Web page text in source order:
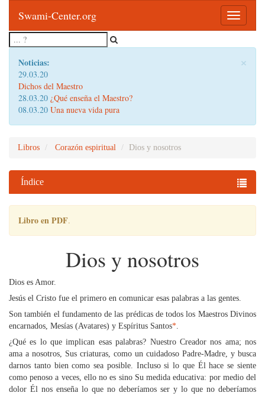
Toggle
Swami-Center.org
×
Noticias:
29.03.20
Dichos del Maestro
28.03.20 ¿Qué enseña el Maestro?
08.03.20 Una nueva vida pura
Libros Corazón espiritual Dios y nosotros
Índice
Libro en PDF.
Dios y nosotros
Dios es Amor.
Jesús el Cristo fue el primero en comunicar esas palabras a las gentes.
Son también el fundamento de las prédicas de todos los Maestros Divinos
encarnados, Mesías (Avatares) y Espíritus Santos*.
¿Qué es lo que implican esas palabras? Nuestro Creador nos ama; nos
ama a nosotros, Sus criaturas, como un cuidadoso Padre-Madre, y busca
darnos tanto bien como sea posible. Incluso si lo que Él hace se siente
como penoso a veces, ello no es sino Su medida educativa: por medio del
dolor Él nos enseña lo que no deberíamos ser y lo que no deberíamos